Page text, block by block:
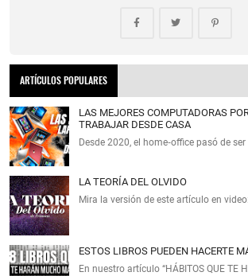
ARTÍCULOS POPULARES
LAS MEJORES COMPUTADORAS
TRABAJAR DESDE CASA
Desde 2020, el home‑office pasó de
LA TEORÍA DEL OLVIDO
Mira la versión de este artículo en
ESTOS LIBROS PUEDEN HACERTE
En nuestro artículo “HÁBITOS QUE TE